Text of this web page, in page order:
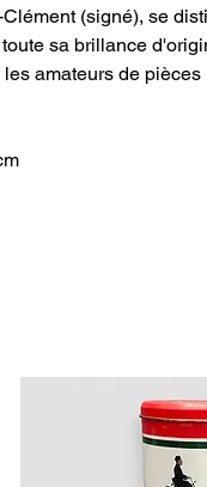
(signé), se
sa brillance
amateurs de pièces